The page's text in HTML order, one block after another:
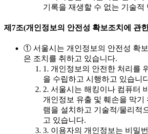
기록을 재생할 수 없는 기술적
제7조(개인정보의 안전성 확보조치에 관
① 서울시는 개인정보의 안전성 확
은 조치를 취하고 있습니다.
1. 개인정보의 안전한 처리를
을 수립하고 시행하고 있습니
2. 서울시는 해킹이나 컴퓨터
개인정보 유출 및 훼손을 막기
램을 설치하고 기술적/물리적
고 있습니다.
3. 이용자의 개인정보는 비밀